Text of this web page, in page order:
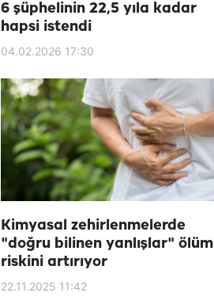
6 şüphelinin 22,5 yıla kadar
hapsi istendi
04.02.2026 17:30
Kimyasal zehirlenmelerde
"doğru bilinen yanlışlar" ölüm
riskini artırıyor
22.11.2025 11:42